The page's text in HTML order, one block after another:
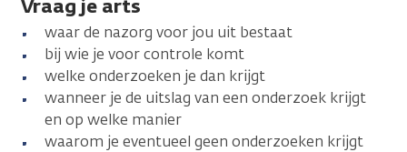
Vraag je arts
waar de nazorg voor jou uit bestaat
bij wie je voor controle komt
welke onderzoeken je dan krijgt
wanneer je de uitslag van een onderzoek krijgt
en op welke manier
waarom je eventueel geen onderzoeken krijgt